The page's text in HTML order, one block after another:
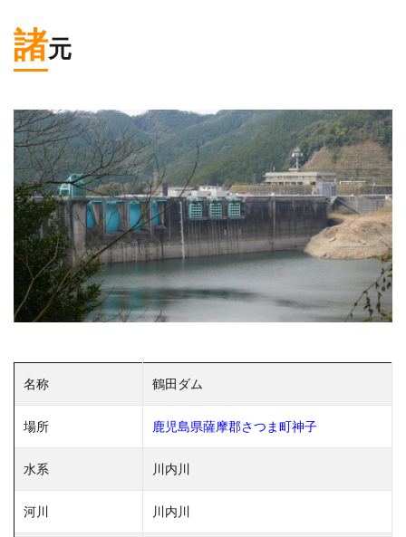
諸元
名称 鶴田ダム
場所 鹿児島県薩摩郡さつま町神子
水系 川内川
河川 川内川